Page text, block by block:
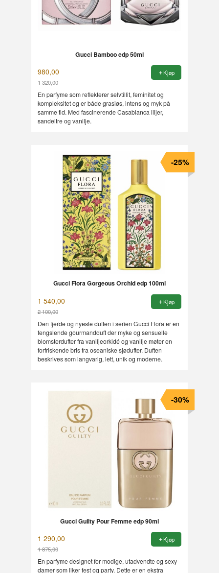
Gucci Bamboo edp 50ml
980,00
1 320,00
Rabatt
Kjøp
En parfyme som reflekterer selvtillit, feminitet og
kompleksitet og er både grasiøs, intens og myk på
samme tid. Med fascinerende Casablanca liljer,
sandeltre og vanilje.
Gucci Flora Gorgeous Orchid edp 100ml
1 540,00
2 100,00
Rabatt
-25%
Kjøp
Den fjerde og nyeste duften i serien Gucci Flora er en
fengslende gourmandduft der myke og sensuelle
blomsterdufter fra vaniljeorkidé og vanilje møter en
forfriskende bris fra oseaniske sjødufter. Duften
beskrives som langvarig, lett, unik og moderne.
Gucci Guilty Pour Femme edp 90ml
1 290,00
1 875,00
Rabatt
-30%
Kjøp
En parfyme designet for modige, utadvendte og sexy
damer som liker fest og party. Dette er en ekstra